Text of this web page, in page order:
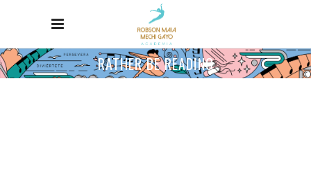
RATHER BE READING